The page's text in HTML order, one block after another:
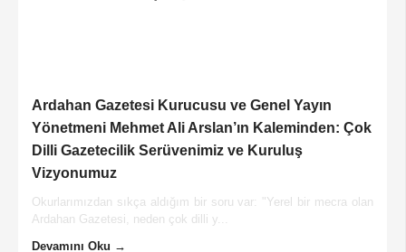
Ardahan Gazetesi Kurucusu ve Genel Yayın
Yönetmeni Mehmet Ali Arslan’ın Kaleminden: Çok
Dilli Gazetecilik Serüvenimiz ve Kuruluş
Vizyonumuz
Okurlarımızdan sıkça aldığım bir soru var: "Yerel bir mecra olan
Ardahan Gazetesi, neden çok dilli y...
Devamını Oku →